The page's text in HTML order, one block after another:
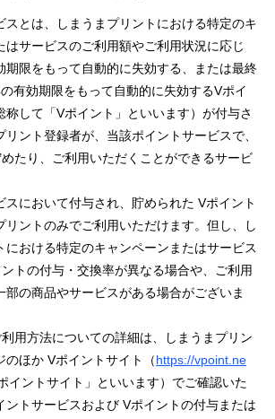
スとは、しまうまプリントにおける特定のキ
はサービスのご利用額やご利用状況に応じ
期限をもって自動的に失効する、または最終
有効期限をもって自動的に失効するVポイ
称して「Vポイント」といいます）が付与さ
リント登録者が、当該ポイントサービスで、
たり、ご利用いただくことができるサービ
スにおいて付与され、貯められた Vポイント
リントのみでご利用いただけます。但し、し
における特定のキャンペーンまたはサービス
トの付与・交換率が異なる場合や、ご利用
部の商品やサービスがある場合がございま
用方法についての詳細は、しまうまプリン
のほか Vポイントサイト（https://vpoint.ne
イントサイト」といいます）でご確認いた
ントサービスおよび Vポイントの付与または